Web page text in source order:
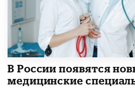
В России появятся
медицинские